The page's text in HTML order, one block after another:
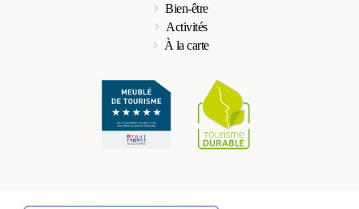
Bien-être
Activités
À la carte